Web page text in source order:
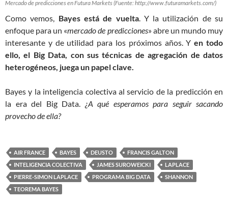
Mercado de predicciones en Futura Markets (Fuente: http://www.futuramarkets.com/)
Como vemos, Bayes está de vuelta. Y la utilización de su
enfoque para un «mercado de predicciones» abre un mundo muy
interesante y de utilidad para los próximos años. Yen todo
ello, el Big Data, con sus técnicas de agregación de datos
heterogéneos, juega un papel clave.
Bayes y la inteligencia colectiva al servicio de la predicción en
la era del Big Data.
¿A qué esperamos para seguir sacando
provecho de ella?
AIR FRANCE BAYES DEUSTO
FRANCIS GALTON
INTELIGENCIA COLECTIVA
JAMES SUROWEICKI
LAPLACE
PIERRE-SIMON LAPLACE
PROGRAMA BIG DATA
SHANNON
TEOREMA BAYES